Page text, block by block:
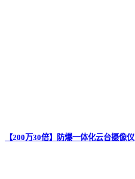
【200万30倍】防爆一体化云台摄像仪